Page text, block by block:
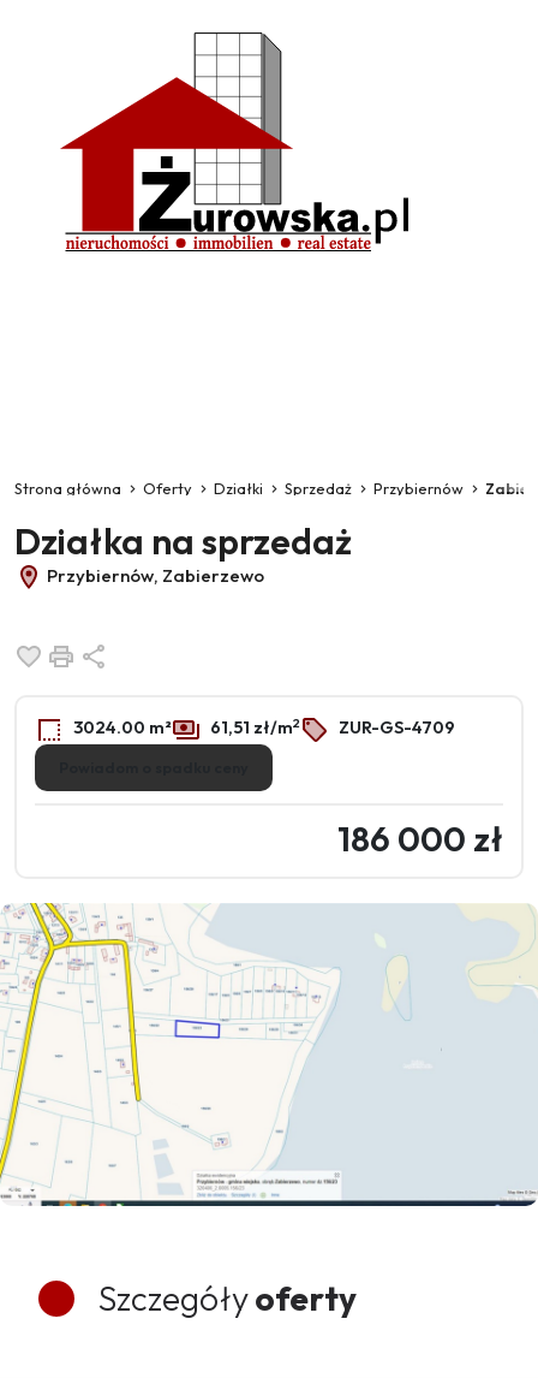
Strona główna Oferty Działki Sprzedaż Przybiernów
Działka na sprzedaż
Przybiernów, Zabierzewo
Dodaj do ulubionych
Drukuj
3024.00 m² 61,51 zł/m2 ZUR-GS-4709
186 000 zł
Szczegółyoferty